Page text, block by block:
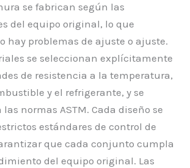
se fabrican según las
del equipo original, lo que
hay problemas de ajuste o ajuste.
se seleccionan explícitamente
de resistencia a la temperatura,
y el refrigerante, y se
normas ASTM. Cada diseño se
estándares de control de
que cada conjunto cumpla
del equipo original. Las